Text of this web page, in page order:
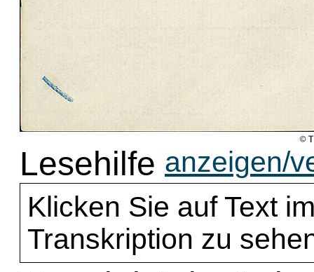
Lesehilfe anzeigen/
Klicken Sie auf Text
Transkription zu